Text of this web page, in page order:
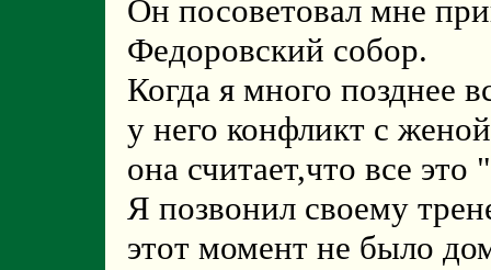
Он посоветовал мне
Федоровский собор.
Когда я много позднее
у него конфликт с
она считает,что все это
Я позвонил своему
этот момент не было